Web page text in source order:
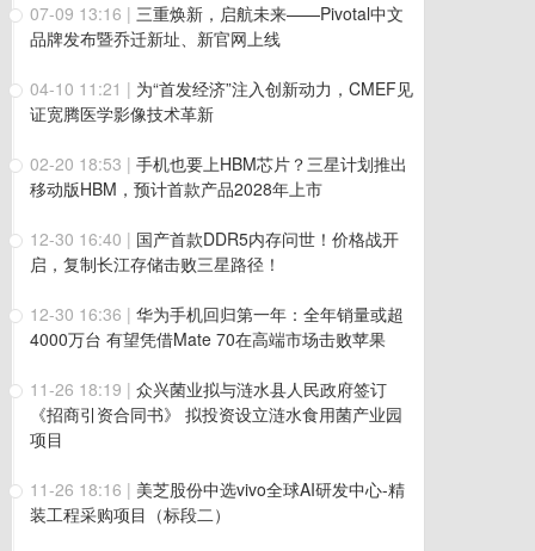
07-09 13:16 | 三重焕新，启航未来——Pivotal中文
品牌发布暨乔迁新址、新官网上线
04-10 11:21 | 为“首发经济”注入创新动力，CMEF见
证宽腾医学影像技术革新
02-20 18:53 | 手机也要上HBM芯片？三星计划推出
移动版HBM，预计首款产品2028年上市
12-30 16:40 | 国产首款DDR5内存问世！价格战开
启，复制长江存储击败三星路径！
12-30 16:36 | 华为手机回归第一年：全年销量或超
4000万台 有望凭借Mate 70在高端市场击败苹果
11-26 18:19 | 众兴菌业拟与涟水县人民政府签订
《招商引资合同书》 拟投资设立涟水食用菌产业园
项目
11-26 18:16 | 美芝股份中选vivo全球AI研发中心-精
装工程采购项目（标段二）